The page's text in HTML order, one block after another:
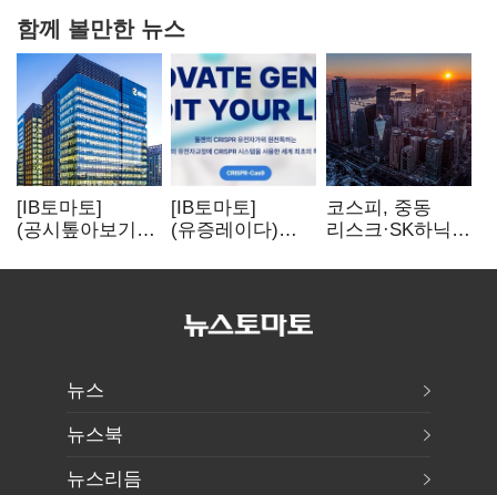
함께 볼만한 뉴스
[IB토마토]
(공시톺아보기)
바로 매출로
[IB토마토]
(유증레이다)
3분의 1 토막…
비용부터 챙긴다
코스피, 중동
리스크·SK하닉
뒷걸음
뉴스
뉴스북
뉴스리듬